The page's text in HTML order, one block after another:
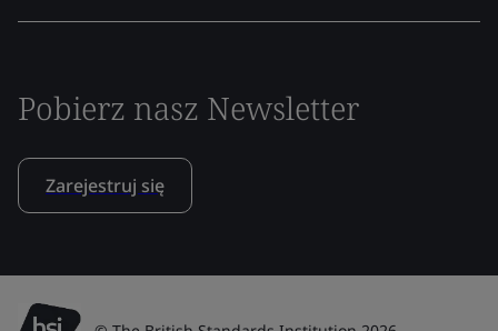
Pobierz nasz Newsletter
Zarejestruj się